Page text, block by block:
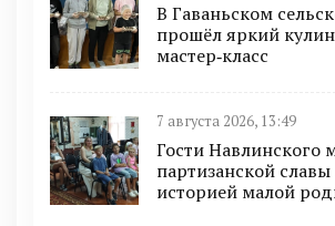
В Гаваньском
прошёл яркий
мастер‑класс
7 августа 2026, 13:49
Гости Навлинского
партизанской
историей малой